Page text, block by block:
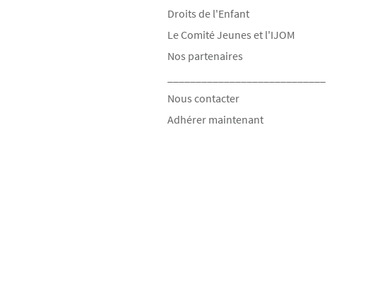
Droits de l'Enfant
Le Comité Jeunes et l'IJOM
Nos partenaires
Nous contacter
Adhérer maintenant